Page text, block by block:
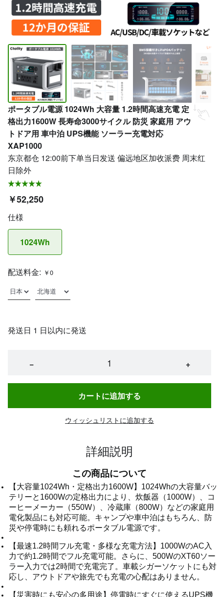
ポータブル電源 1024Wh 大容量 1.2時間高速充電 定
格出力1600W 長寿命3000サイクル 防災 家庭用 アウ
トドア用 車中泊 UPS機能 ソーラー充電対応
XAP1000
东京都仓 12:00前下单当日发送 偏远地区加收派费 周末红
日除外
￥52,250
仕様
1024Wh
配送料金: ￥0
発送日 1 日以内に発送
− +
カートに追加する
ウィッシュリストに追加する
詳細説明
この商品について
【大容量1024Wh・定格出力1600W】1024Whの大容量バッ
テリーと1600Wの定格出力により、炊飯器（1000W）、コ
ーヒーメーカー（550W）、冷蔵庫（800W）などの家庭用
電化製品にも対応可能。キャンプや車中泊はもちろん、防
災や停電時にも頼れるポータブル電源です。
【最速1.2時間フル充電・多様な充電方法】1000WのAC入
力で約1.2時間でフル充電可能。さらに、500WのXT60ソー
ラー入力では2時間で充電完了。車載シガーソケットにも対
応し、アウトドアや旅先でも充電の心配はありません。
【災害時にも安心の多用途】停電時にすぐに使えるUPS機